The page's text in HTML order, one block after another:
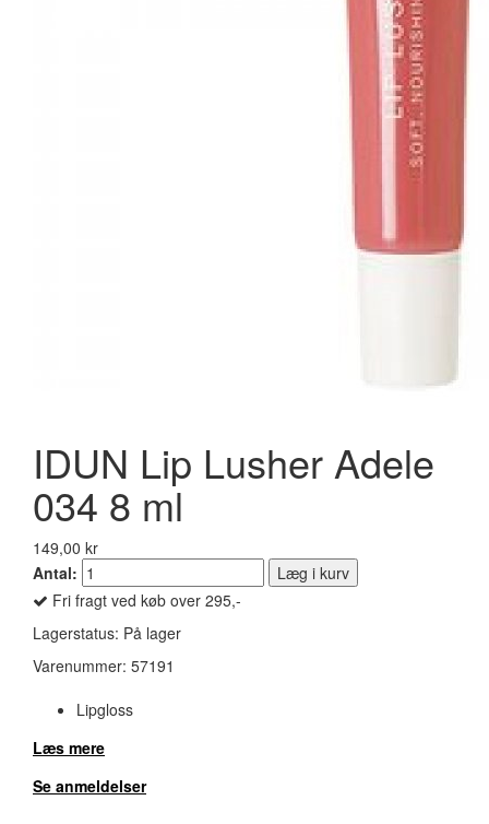
IDUN Lip Lusher Adele
034 8 ml
149,00 kr
Antal:
Læg i kurv
Fri fragt ved køb over 295,-
Lagerstatus: På lager
Varenummer: 57191
Lipgloss
Læs mere
Se anmeldelser